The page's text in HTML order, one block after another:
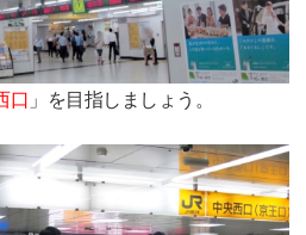
口 」を目指しましょう。